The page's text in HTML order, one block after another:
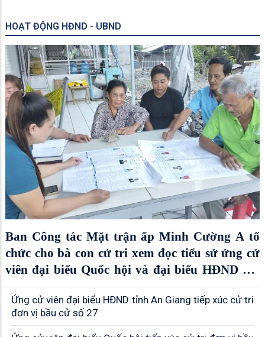
HOẠT ĐỘNG HĐND - UBND
Ban Công tác Mặt trận ấp Minh Cường A tổ
chức cho bà con cử tri xem đọc tiểu sử ứng cử
viên đại biểu Quốc hội và đại biểu HĐND các
cấp
Ứng cử viên đại biểu HĐND tỉnh An Giang tiếp xúc cử tri
đơn vị bầu cử số 27